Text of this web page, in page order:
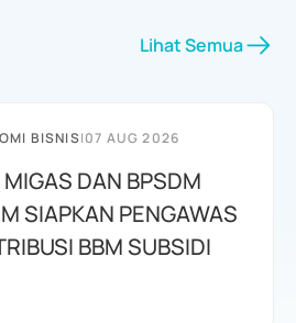
Lihat Semua
BISNIS|07 AUG 2026
MIGAS DAN BPSDM
SIAPKAN PENGAWAS
BBM SUBSIDI